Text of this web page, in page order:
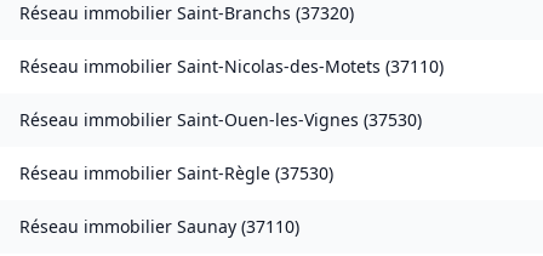
Réseau immobilier Saint-Branchs (37320)
Réseau immobilier Saint-Nicolas-des-Motets (37110)
Réseau immobilier Saint-Ouen-les-Vignes (37530)
Réseau immobilier Saint-Règle (37530)
Réseau immobilier Saunay (37110)